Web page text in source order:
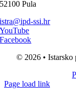
52100 Pula
istra@ipd-ssi.hr
YouTube
Facebook
© 2026 • Istarsko
Page load link